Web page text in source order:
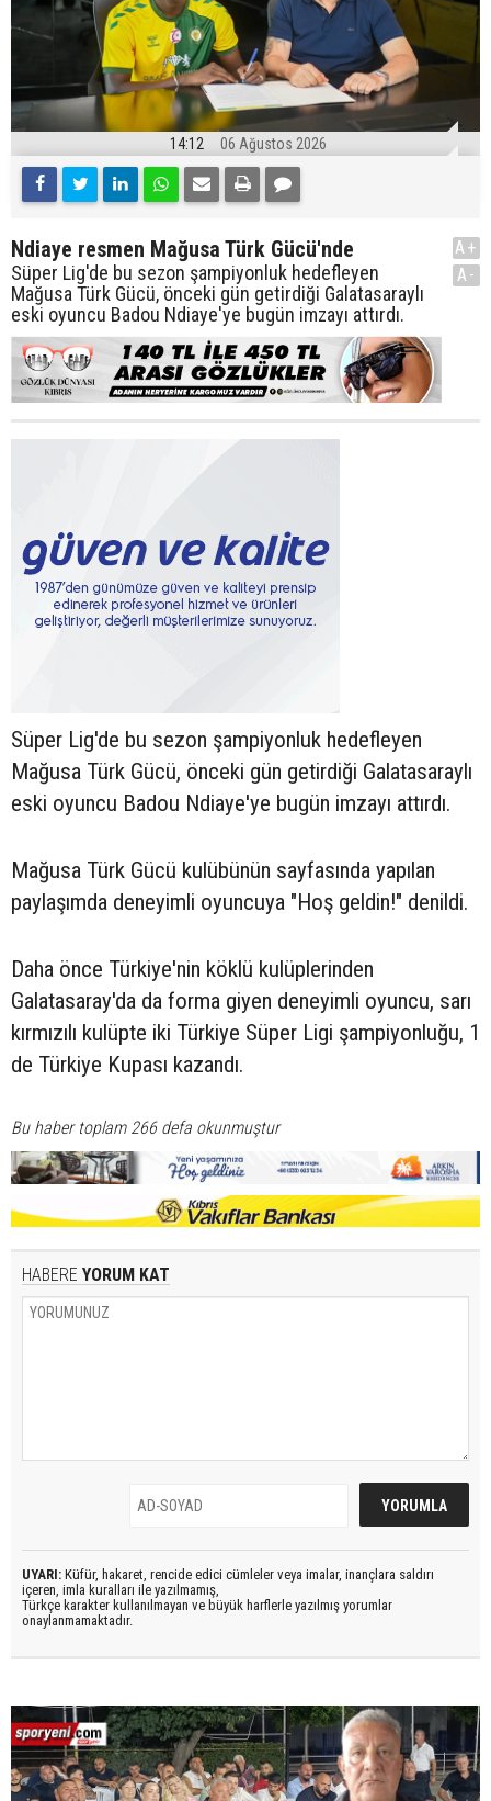
14:12 06 Ağustos 2026
Ndiaye resmen Mağusa Türk Gücü'nde
Süper Lig'de bu sezon şampiyonluk hedefleyen
Mağusa Türk Gücü, önceki gün getirdiği Galatasaraylı
eski oyuncu Badou Ndiaye'ye bugün imzayı attırdı.
A+
A-
Süper Lig'de bu sezon şampiyonluk hedefleyen
Mağusa Türk Gücü, önceki gün getirdiği Galatasaraylı
eski oyuncu Badou Ndiaye'ye bugün imzayı attırdı.
Mağusa Türk Gücü kulübünün sayfasında yapılan
paylaşımda deneyimli oyuncuya "Hoş geldin!" denildi.
Daha önce Türkiye'nin köklü kulüplerinden
Galatasaray'da da forma giyen deneyimli oyuncu, sarı
kırmızılı kulüpte iki Türkiye Süper Ligi şampiyonluğu, 1
de Türkiye Kupası kazandı.
Bu haber toplam 266 defa okunmuştur
HABERE YORUM KAT
UYARI: Küfür, hakaret, rencide edici cümleler veya imalar, inançlara saldırı
içeren, imla kuralları ile yazılmamış,
Türkçe karakter kullanılmayan ve büyük harflerle yazılmış yorumlar
onaylanmamaktadır.